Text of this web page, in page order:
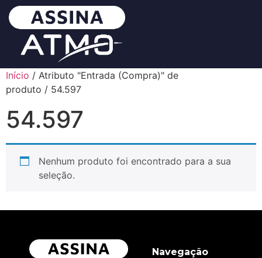
Início / Atributo "Entrada (Compra)" de
produto / 54.597
54.597
Nenhum produto foi encontrado para a sua
seleção.
Navegação